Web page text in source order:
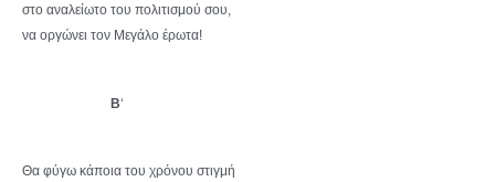
στο αναλείωτο του πολιτισμού σου,
να οργώνει τον Μεγάλο έρωτα!
Β‘
Θα φύγω κάποια του χρόνου στιγμή